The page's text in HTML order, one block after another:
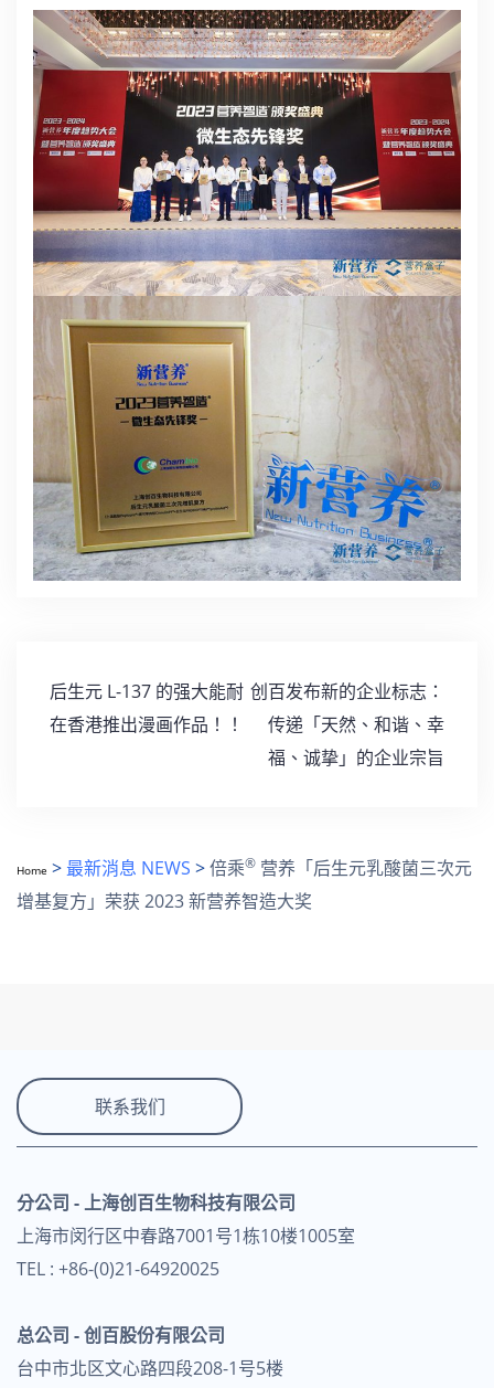
文
章
導
后生元 L-137 的强大能耐
在香港推出漫画作品！！
创百发布新的企业标志：
传递「天然、和谐、幸
福、诚挚」的企业宗旨
Home > 最新消息 NEWS >倍乘® 营养「后生元乳酸菌三次元
增基复方」荣获 2023 新营养智造大奖
联系我们
分公司 - 上海创百生物科技有限公司
上海市闵行区中春路7001号1栋10楼1005室
TEL : +86-(0)21-64920025
总公司 - 创百股份有限公司
台中市北区文心路四段208-1号5楼